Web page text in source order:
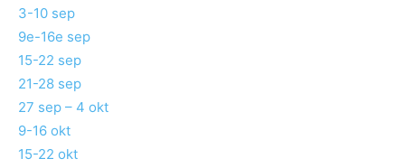
3-10 sep
9e-16e sep
15-22 sep
21-28 sep
27 sep – 4 okt
9-16 okt
15-22 okt